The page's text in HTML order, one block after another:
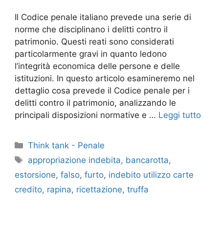
Il Codice penale italiano prevede una serie di
norme che disciplinano i delitti contro il
patrimonio. Questi reati sono considerati
particolarmente gravi in quanto ledono
l’integrità economica delle persone e delle
istituzioni. In questo articolo esamineremo nel
dettaglio cosa prevede il Codice penale per i
delitti contro il patrimonio, analizzando le
principali disposizioni normative e … Leggi tutto
Categorie
Think tank - Penale
Tag
appropriazione indebita, bancarotta,
estorsione, falso, furto, indebito utilizzo carte
credito, rapina, ricettazione, truffa